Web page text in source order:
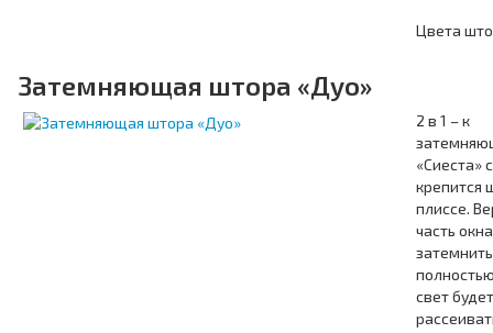
Цвета
Затемняющая штора «Дуо»
2 в 1 – к
«Сиеста»
крепится
плиссе.
часть
затемнить
свет